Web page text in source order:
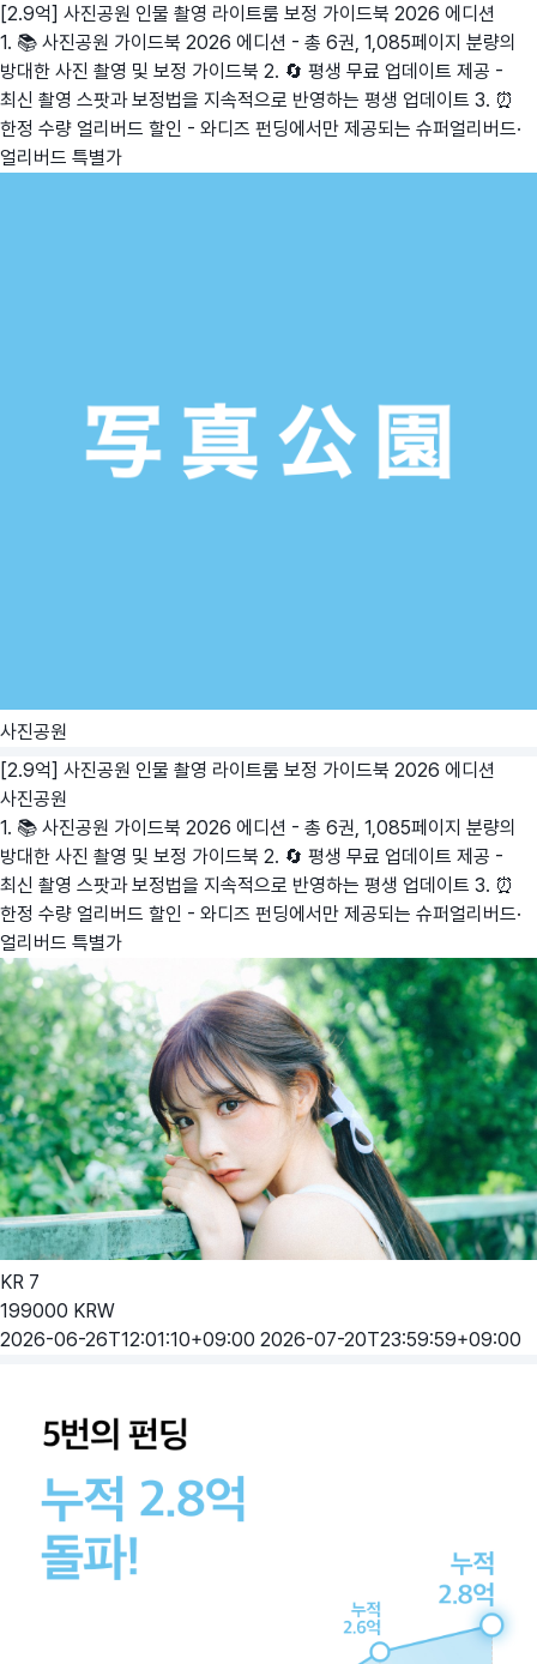
[2.9억] 사진공원 인물 촬영 라이트룸 보정 가이드북 2026 에디션
1. 📚 사진공원 가이드북 2026 에디션 - 총 6권, 1,085페이지 분량의
방대한 사진 촬영 및 보정 가이드북 2. 🔄 평생 무료 업데이트 제공 -
최신 촬영 스팟과 보정법을 지속적으로 반영하는 평생 업데이트 3. ⏰
한정 수량 얼리버드 할인 - 와디즈 펀딩에서만 제공되는 슈퍼얼리버드·
얼리버드 특별가
사진공원
[2.9억] 사진공원 인물 촬영 라이트룸 보정 가이드북 2026 에디션
사진공원
1. 📚 사진공원 가이드북 2026 에디션 - 총 6권, 1,085페이지 분량의
방대한 사진 촬영 및 보정 가이드북 2. 🔄 평생 무료 업데이트 제공 -
최신 촬영 스팟과 보정법을 지속적으로 반영하는 평생 업데이트 3. ⏰
한정 수량 얼리버드 할인 - 와디즈 펀딩에서만 제공되는 슈퍼얼리버드·
얼리버드 특별가
KR 7
199000 KRW
2026-06-26T12:01:10+09:00 2026-07-20T23:59:59+09:00